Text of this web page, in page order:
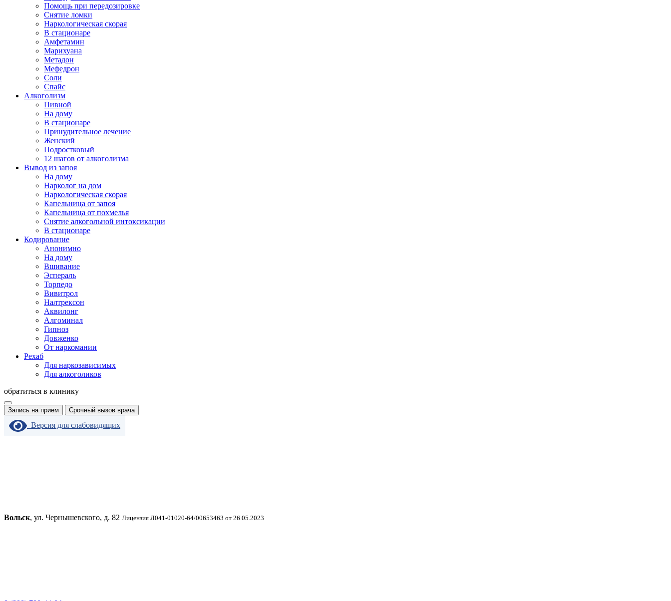
Помощь при передозировке
Снятие ломки
Наркологическая скорая
В стационаре
Амфетамин
Марихуана
Метадон
Мефедрон
Соли
Спайс
Алкоголизм
Пивной
На дому
В стационаре
Принудительное лечение
Женский
Подростковый
12 шагов от алкоголизма
Вывод из запоя
На дому
Нарколог на дом
Наркологическая скорая
Капельница от запоя
Капельница от похмелья
Снятие алкогольной интоксикации
В стационаре
Кодирование
Анонимно
На дому
Вшивание
Эспераль
Торпедо
Вивитрол
Налтрексон
Аквилонг
Алгоминал
Гипноз
Довженко
От наркомании
Рехаб
Для наркозависимых
Для алкоголиков
обратиться в клинику
Запись на прием Срочный вызов врача
Версия для слабовидящих
Вольск, ул. Чернышевского, д. 82 Лицензия Л041-01020-64/00653463 от 26.05.2023